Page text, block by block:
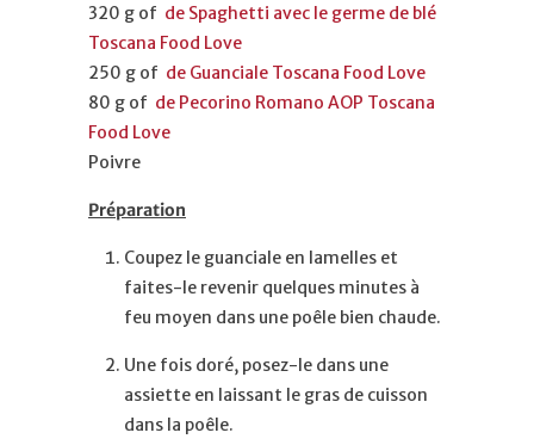
320 g of de Spaghetti avec le germe de blé
Toscana Food Love
250 g of de Guanciale Toscana Food Love
80 g of de Pecorino Romano AOP Toscana
Food Love
Poivre
Préparation
Coupez le guanciale en lamelles et
faites-le revenir quelques minutes à
feu moyen dans une poêle bien chaude.
Une fois doré, posez-le dans une
assiette en laissant le gras de cuisson
dans la poêle.